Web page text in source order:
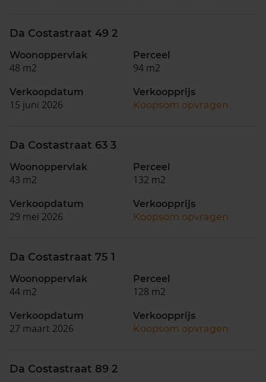
Da Costastraat 49 2
Woonoppervlak
48 m2
Perceel
94 m2
Verkoopdatum
15 juni 2026
Verkoopprijs
Koopsom opvragen
Da Costastraat 63 3
Woonoppervlak
43 m2
Perceel
132 m2
Verkoopdatum
29 mei 2026
Verkoopprijs
Koopsom opvragen
Da Costastraat 75 1
Woonoppervlak
44 m2
Perceel
128 m2
Verkoopdatum
27 maart 2026
Verkoopprijs
Koopsom opvragen
Da Costastraat 89 2